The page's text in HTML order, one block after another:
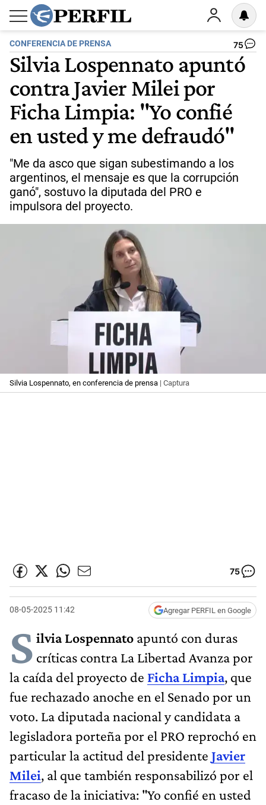
CONFERENCIA DE PRENSA 75
Silvia Lospennato apuntó
contra Javier Milei por
Ficha Limpia: "Yo confié
en usted y me defraudó"
"Me da asco que sigan subestimando a los
argentinos, el mensaje es que la corrupción
ganó", sostuvo la diputada del PRO e
impulsora del proyecto.
Silvia Lospennato, en conferencia de prensa | Captura
75
08-05-2025 11:42 Agregar PERFIL en Google
S ilvia Lospennato apuntó con duras
críticas contra La Libertad Avanza por
la caída del proyecto de Ficha Limpia, que
fue rechazado anoche en el Senado por un
voto. La diputada nacional y candidata a
legisladora porteña por el PRO reprochó en
particular la actitud del presidente Javier
Milei, al que también responsabilizó por el
fracaso de la iniciativa: "Yo confié en usted